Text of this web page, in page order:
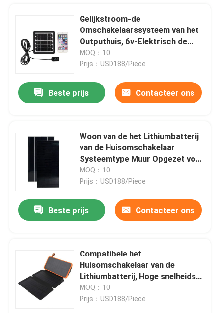
Gelijkstroom-de
Omschakelaarssysteem van het
Outputhuis, 6v-Elektrisch de
Autopedgebruik van de
Batterijomschakelaar
MOQ：10
Prijs：USD188/Piece
Beste prijs Contacteer ons
Woon van de het Lithiumbatterij
van de Huisomschakelaar
Systeemtype Muur Opgezet voor
Fiets
MOQ：10
Prijs：USD188/Piece
Beste prijs Contacteer ons
Compatibele het
Huisomschakelaar van de
Lithiumbatterij, Hoge snelheids
Draagbare Zonnebatterij
MOQ：10
Prijs：USD188/Piece